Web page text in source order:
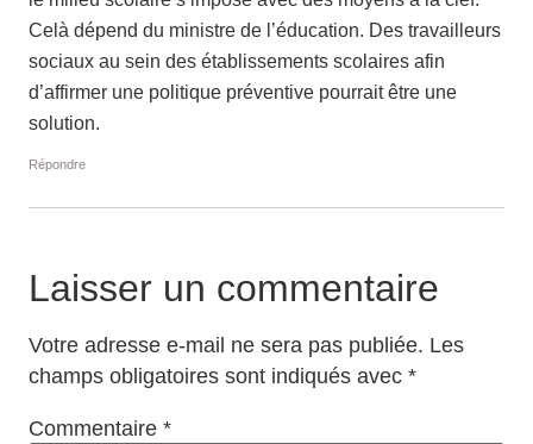
Celà dépend du ministre de l’éducation. Des travailleurs
sociaux au sein des établissements scolaires afin
d’affirmer une politique préventive pourrait être une
solution.
Répondre
Laisser un commentaire
Votre adresse e-mail ne sera pas publiée. Les
champs obligatoires sont indiqués avec *
Commentaire *